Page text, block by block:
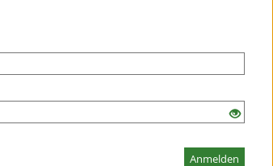
Anmelden